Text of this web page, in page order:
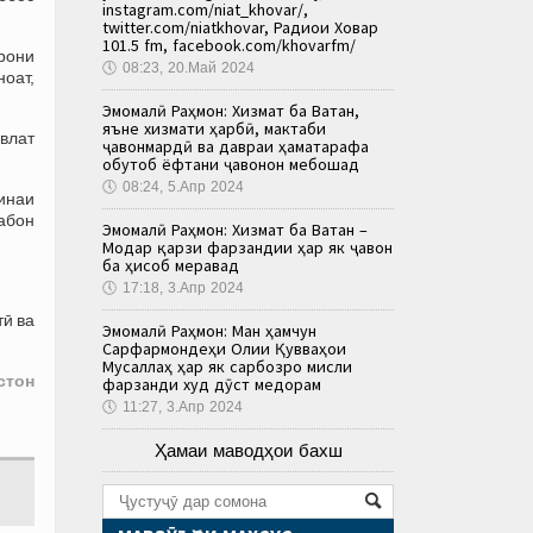
ва
instagram.com/niat_khovar/,
twitter.com/niatkhovar, Радиои Ховар
101.5 fm, facebook.com/khovarfm/
🕔 08:23, 20.Май 2024
Эмомалӣ Раҳмон: Хизмат ба Ватан,
яъне хизмати ҳарбӣ, мактаби
ҷавонмардӣ ва давраи ҳаматарафа
обутоб ёфтани ҷавонон мебошад
🕔 08:24, 5.Апр 2024
Эмомалӣ Раҳмон: Хизмат ба Ватан –
Модар қарзи фарзандии ҳар як ҷавон
ба ҳисоб меравад
🕔 17:18, 3.Апр 2024
Эмомалӣ Раҳмон: Ман ҳамчун
Сарфармондеҳи Олии Қувваҳои
Мусаллаҳ ҳар як сарбозро мисли
фарзанди худ дӯст медорам
🕔 11:27, 3.Апр 2024
Ҳамаи маводҳои бахш